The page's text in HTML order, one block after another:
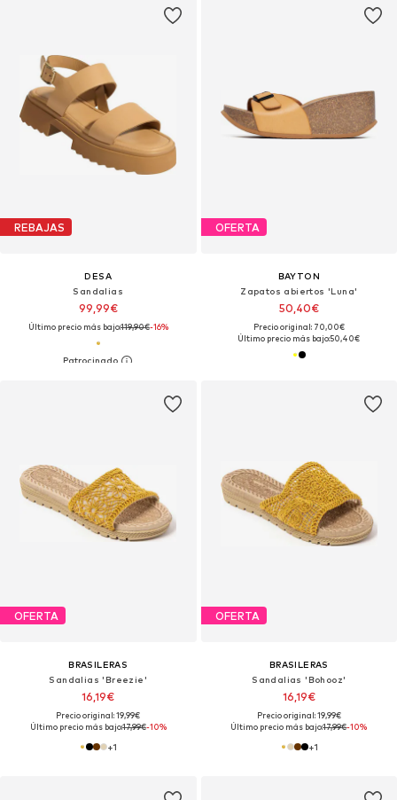
REBAJAS
DESA
Sandalias
99,99€
Último precio más bajo:119,90€-16%
OFERTA
BAYTON
Zapatos abiertos 'Luna'
50,40€
Precio original: 70,00€
Último precio más bajo:50,40€
OFERTA
BRASILERAS
Sandalias 'Breezie'
16,19€
Precio original: 19,99€
Último precio más bajo:17,99€-10%
+1
OFERTA
BRASILERAS
Sandalias 'Bohooz'
16,19€
Precio original: 19,99€
Último precio más bajo:17,99€-10%
+1